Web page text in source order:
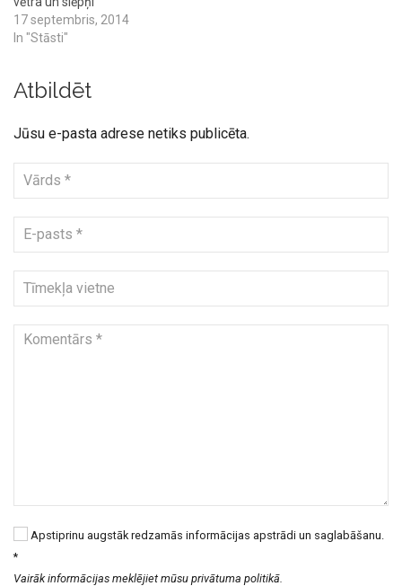
17 septembris, 2014
In "Stāsti"
Atbildēt
Jūsu e-pasta adrese netiks publicēta.
Apstiprinu augstāk redzamās informācijas apstrādi un saglabāšanu.
*
Vairāk informācijas meklējiet mūsu privātuma politikā.